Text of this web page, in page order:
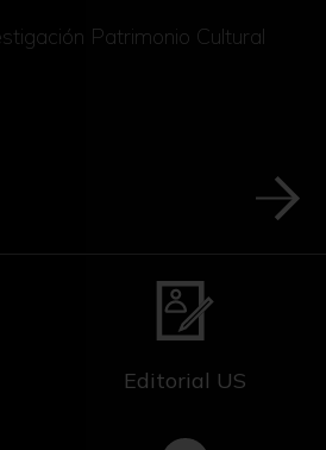
Patrimonio Cultural
Editorial US